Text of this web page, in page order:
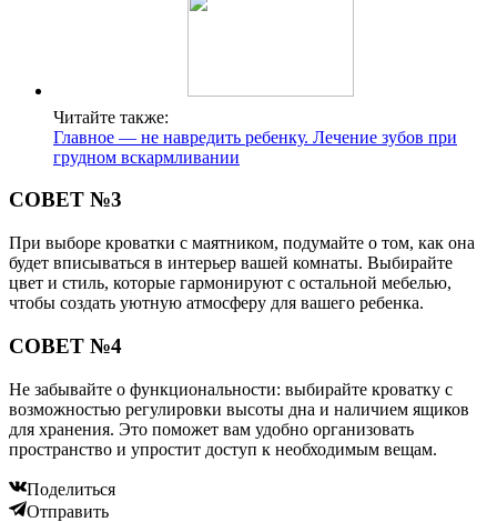
Читайте также:
Главное — не навредить ребенку. Лечение зубов при
грудном вскармливании
СОВЕТ №3
При выборе кроватки с маятником, подумайте о том, как она
будет вписываться в интерьер вашей комнаты. Выбирайте
цвет и стиль, которые гармонируют с остальной мебелью,
чтобы создать уютную атмосферу для вашего ребенка.
СОВЕТ №4
Не забывайте о функциональности: выбирайте кроватку с
возможностью регулировки высоты дна и наличием ящиков
для хранения. Это поможет вам удобно организовать
пространство и упростит доступ к необходимым вещам.
Поделиться
Отправить